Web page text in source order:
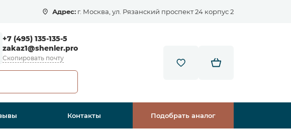
Адрес: г. Москва, ул. Рязанский проспект 24 корпус 2
+7 (495) 135-135-5
zakaz1@shenler.pro
Скопировать почту
Контакты Подобрать аналог